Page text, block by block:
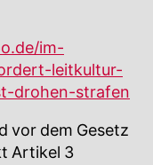
im-
leitkultur-
drohen-strafen
vor dem Gesetz
Artikel 3